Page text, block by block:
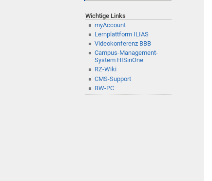
Wichtige Links
myAccount
Lernplattform ILIAS
Videokonferenz BBB
Campus-Management-
System HISinOne
RZ-Wiki
CMS-Support
BW-PC